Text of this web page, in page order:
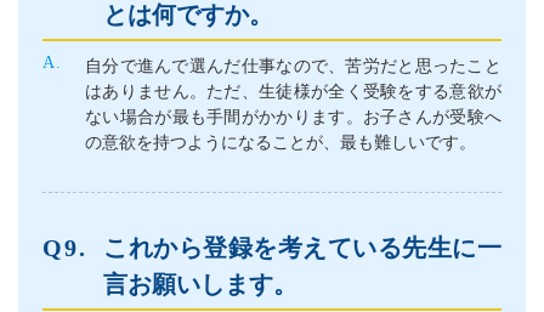
とは何ですか。
自分で進んで選んだ仕事なので、苦労だと思ったこと
はありません。ただ、生徒様が全く受験をする意欲が
ない場合が最も手間がかかります。お子さんが受験へ
の意欲を持つようになることが、最も難しいです。
これから登録を考えている先生に一
言お願いします。